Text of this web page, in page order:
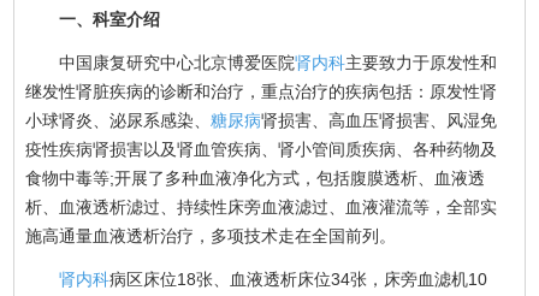
一、科室介绍
中国康复研究中心北京博爱医院肾内科主要致力于原发性和
继发性肾脏疾病的诊断和治疗，重点治疗的疾病包括：原发性肾
小球肾炎、泌尿系感染、糖尿病肾损害、高血压肾损害、风湿免
疫性疾病肾损害以及肾血管疾病、肾小管间质疾病、各种药物及
食物中毒等;开展了多种血液净化方式，包括腹膜透析、血液透
析、血液透析滤过、持续性床旁血液滤过、血液灌流等，全部实
施高通量血液透析治疗，多项技术走在全国前列。
肾内科病区床位18张、血液透析床位34张，床旁血滤机10